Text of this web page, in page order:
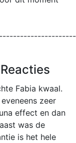
Reacties
Fabia kwaal.
zeer
effect en dan
was de
is het hele